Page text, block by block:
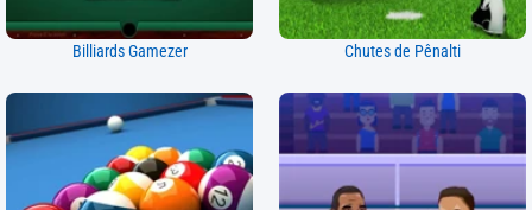
Billiards Gamezer Chutes de Pênalti